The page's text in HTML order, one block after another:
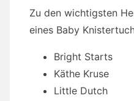
Zu den wichtigsten
eines Baby
Bright Starts
Käthe Kruse
Little Dutch